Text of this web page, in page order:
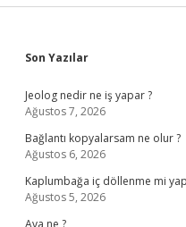
Sidebar
Son Yazılar
Jeolog nedir ne iş yapar ?
Ağustos 7, 2026
Bağlantı kopyalarsam ne olur ?
Ağustos 6, 2026
Kaplumbağa iç döllenme mi
Ağustos 5, 2026
Ava ne ?